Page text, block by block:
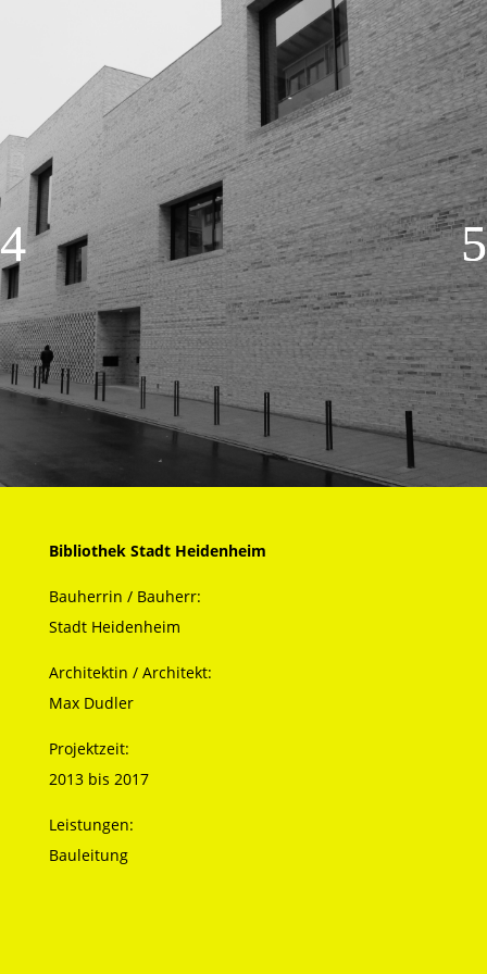
Bibliothek Stadt Heidenheim
Bauherrin / Bauherr:
Stadt Heidenheim
Architektin / Architekt:
Max Dudler
Projektzeit:
2013 bis 2017
Leistungen:
Bauleitung